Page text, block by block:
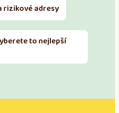
rizikové adresy
to nejlepší